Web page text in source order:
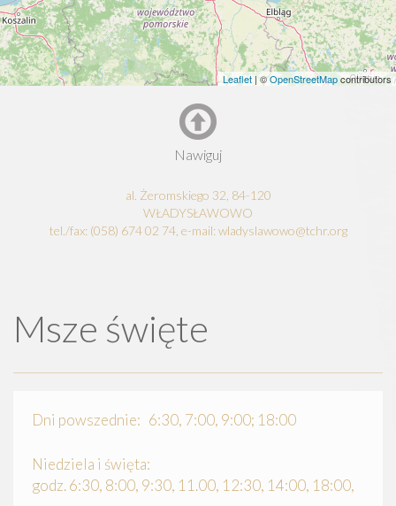
Leaflet | ©OpenStreetMapcontributors
Nawiguj
al. Żeromskiego 32, 84-120
WŁADYSŁAWOWO
tel./fax: (058) 674 02 74, e-mail: wladyslawowo@tchr.org
Msze święte
Dni powszednie: 6:30, 7:00, 9:00; 18:00
Niedziela i święta:
godz. 6:30, 8:00, 9:30, 11.00, 12:30, 14:00, 18:00,